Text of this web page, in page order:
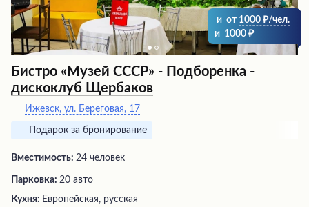
и от 1000
/чел.
и 1000
Бистро «Музей СССР» - Подборенка -
дискоклуб Щербаков
Ижевск, ул. Береговая, 17
Подарок за бронирование
Вместимость: 24 человек
Парковка: 20 авто
Кухня: Европейская, русская